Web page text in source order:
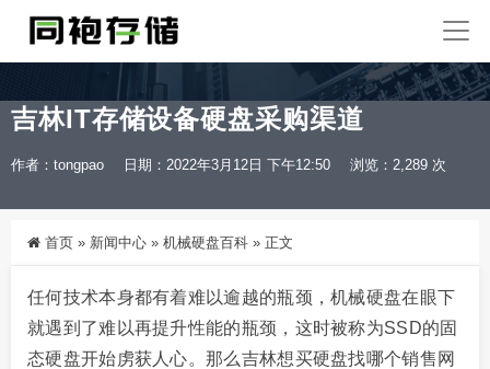
吉林IT存储设备硬盘采购渠道
作者：tongpao 日期：2022年3月12日 下午12:50 浏览：2,289 次
首页 » 新闻中心 » 机械硬盘百科 » 正文
任何技术本身都有着难以逾越的瓶颈，机械硬盘在眼下
就遇到了难以再提升性能的瓶颈，这时被称为SSD的固
态硬盘开始虏获人心。那么吉林想买硬盘找哪个销售网